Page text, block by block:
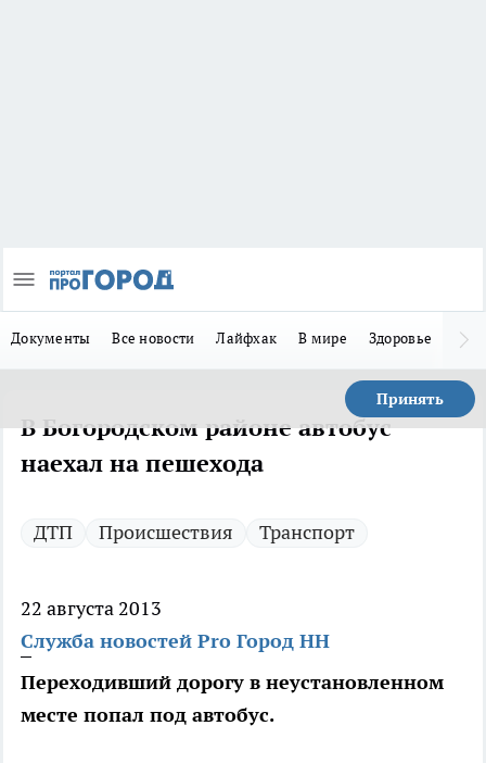
Документы Все новости Лайфхак В мире Здоровье
Принять
В Богородском районе автобус
наехал на пешехода
ДТП Происшествия Транспорт
22 августа 2013
Служба новостей Pro Город НН
Переходивший дорогу в неустановленном
месте попал под автобус.